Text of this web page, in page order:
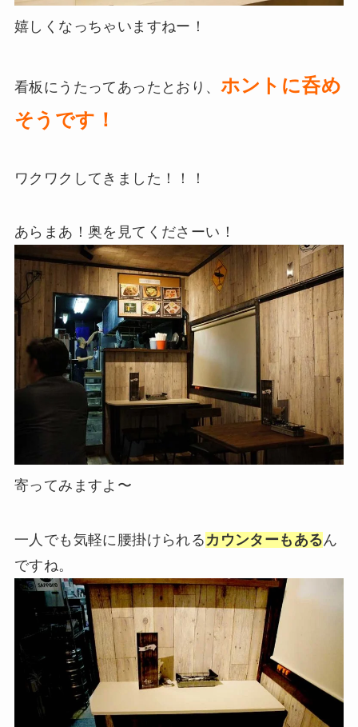
嬉しくなっちゃいますねー！
看板にうたってあったとおり、 ホントに呑め
そうです！
ワクワクしてきました！！！
あらまあ！奥を見てくださーい！
寄ってみますよ〜
一人でも気軽に腰掛けられる カウンターもあるん
ですね。